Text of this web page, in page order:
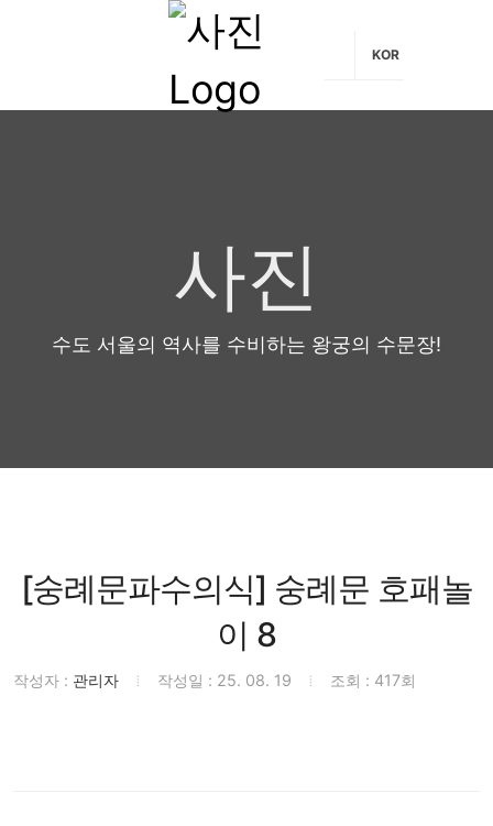
KOR
사진
수도 서울의 역사를 수비하는 왕궁의 수문장!
[숭례문파수의식] 숭례문 호패놀
이 8
작성자 : 관리자 작성일 : 25. 08. 19 조회 : 417회